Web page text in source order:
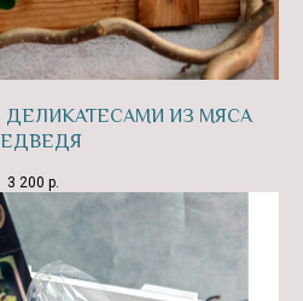
ИЗ МЯСА
3 200 р.